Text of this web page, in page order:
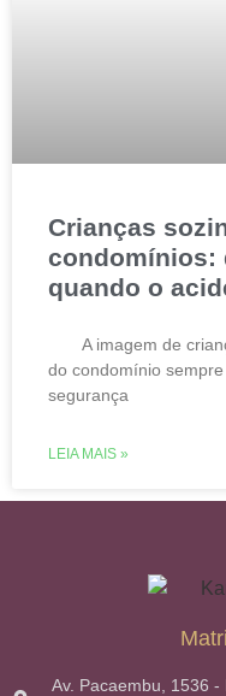
Crianças
condomínios:
quando o
A imagem de
do condomínio
segurança
LEIA MAIS »
Av. Pacaembu, 1536